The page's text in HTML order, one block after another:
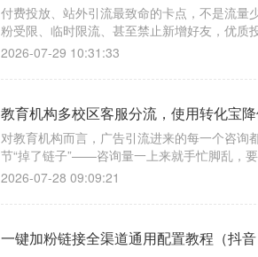
付费投放、站外引流最致命的卡点，不是流量
粉受限、临时限流、甚至禁止新增好友，优质
2026-07-29 10:31:33
教育机构多校区客服分流，使用转化宝
对教育机构而言，广告引流进来的每一个咨询
节“掉了链子”——咨询量一上来就手忙脚乱，
活干”，漏接、回复慢直接导致线索流失，人工
2026-07-28 09:09:21
一键加粉链接全渠道通用配置教程（抖音